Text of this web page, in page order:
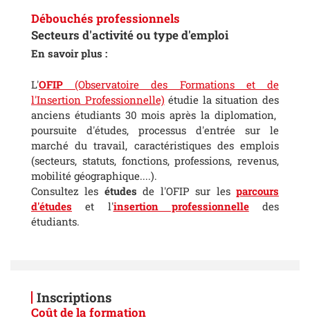
Débouchés professionnels
Secteurs d'activité ou type d'emploi
En savoir plus :
L'OFIP (Observatoire des Formations et de
l'Insertion Professionnelle) étudie la situation des
anciens étudiants 30 mois après la diplomation,
poursuite d'études, processus d'entrée sur le
marché du travail, caractéristiques des emplois
(secteurs, statuts, fonctions, professions, revenus,
mobilité géographique....).
Consultez les études de l'OFIP sur lesparcours
d'études et l'insertion professionnelle
des
étudiants.
Inscriptions
Coût de la formation